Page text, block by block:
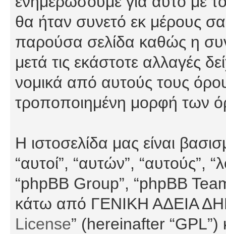
θα ήταν συνετό εκ μέρους
παρούσα σελίδα καθώς η
μετά τις εκάστοτε αλλαγές
νομικά από αυτούς τους
τροποποιημένη μορφή των
Η ιστοσελίδα μας είναι
“αυτοί”, “αυτών”, “αυτούς”,
“phpBB Group”, “phpBB
κάτω από ΓΕΝΙΚΗ ΑΔΕΙΑ
License” (hereinafter “GPL”)